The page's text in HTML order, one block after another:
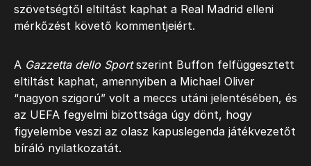
szövetségtől eltiltást kaphat a Real Madrid elleni
mérkőzést követő kommentjeiért.
A Gazzetta dello Sportszerint Buffon felfüggesztett
eltiltást kaphat, amennyiben a Michael Oliver
“nagyon szigorú” volt a meccs utáni jelentésében, és
az UEFA fegyelmi bizottsága úgy dönt, hogy
figyelembe veszi az olasz kapuslegenda játékvezetőt
bíráló nyilatkozatát.